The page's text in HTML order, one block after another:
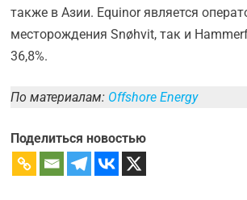
также в Азии. Equinor является
месторождения Snøhvit, так и
36,8%.
По материалам: Offshore Energy
Поделиться новостью